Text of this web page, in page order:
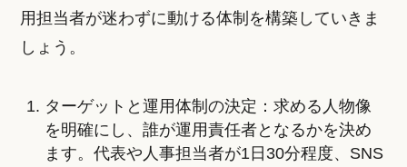
用担当者が迷わずに動ける体制を構築していきま
しょう。
ターゲットと運用体制の決定：求める人物像
を明確にし、誰が運用責任者となるかを決め
ます。代表や人事担当者が1日30分程度、SNS